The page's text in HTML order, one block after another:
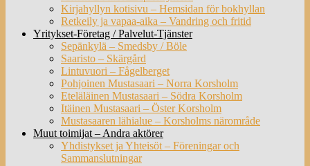
Kirjahyllyn kotisivu – Hemsidan för bokhyllan
Retkeily ja vapaa-aika – Vandring och fritid
Yritykset-Företag / Palvelut-Tjänster
Sepänkylä – Smedsby / Böle
Saaristo – Skärgård
Lintuvuori – Fågelberget
Pohjoinen Mustasaari – Norra Korsholm
Eteläläinen Mustasaari – Södra Korsholm
Itäinen Mustasaari – Öster Korsholm
Mustasaaren lähialue – Korsholms närområde
Muut toimijat – Andra aktörer
Yhdistykset ja Yhteisöt – Föreningar och
Sammanslutningar